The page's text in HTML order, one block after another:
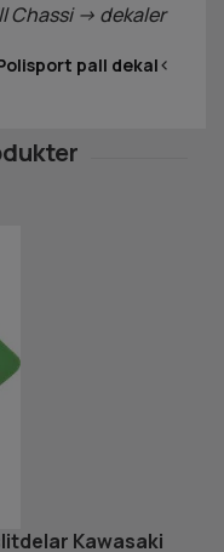
Chassi -> dekaler
pall dekal<
Kawasaki